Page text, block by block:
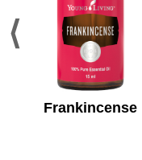
Frankincense